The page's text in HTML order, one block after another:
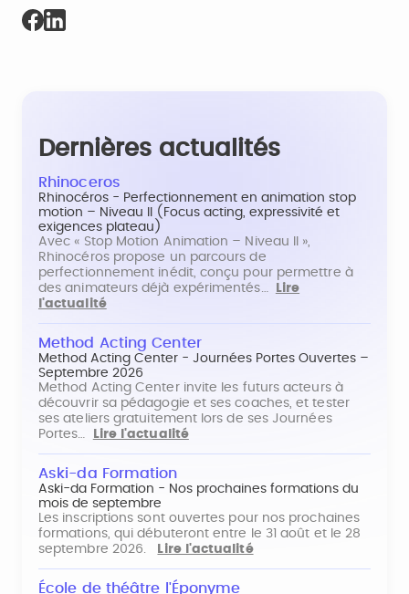
Dernières actualités
Rhinoceros
Rhinocéros - Perfectionnement en animation stop
motion – Niveau II (Focus acting, expressivité et
exigences plateau)
Avec « Stop Motion Animation – Niveau II »,
Rhinocéros propose un parcours de
perfectionnement inédit, conçu pour permettre à
des animateurs déjà expérimentés…
Lire
l'actualité
Method Acting Center
Method Acting Center - Journées Portes Ouvertes –
Septembre 2026
Method Acting Center invite les futurs acteurs à
découvrir sa pédagogie et ses coaches, et tester
ses ateliers gratuitement lors de ses Journées
Portes…
Lire l'actualité
Aski-da Formation
Aski-da Formation - Nos prochaines formations du
mois de septembre
Les inscriptions sont ouvertes pour nos prochaines
formations, qui débuteront entre le 31 août et le 28
septembre 2026.
Lire l'actualité
École de théâtre l'Éponyme